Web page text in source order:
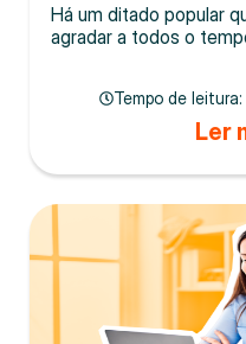
Há um ditado popular
agradar a todos o
Tempo de
Ler